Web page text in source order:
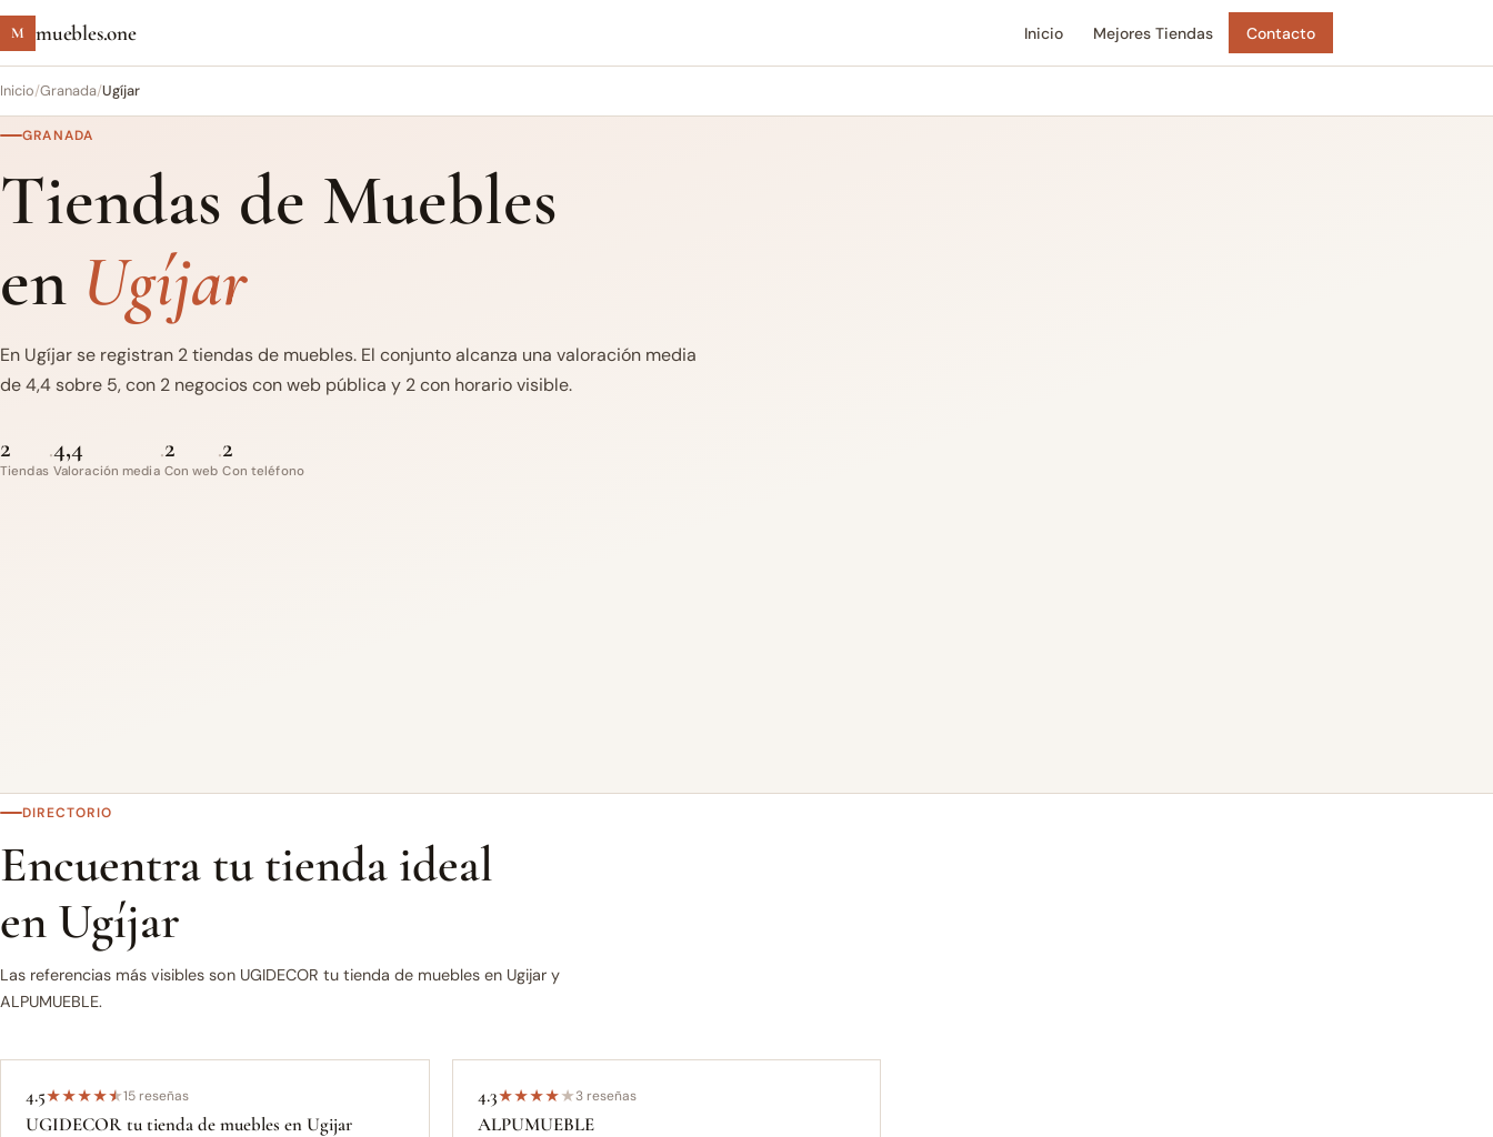
M muebles.one Inicio Mejores Tiendas Contacto
Inicio/Granada/Ugíjar
GRANADA
Tiendas de Muebles
en Ugíjar
En Ugíjar se registran 2 tiendas de muebles. El conjunto alcanza una valoración media
de 4,4 sobre 5, con 2 negocios con web pública y 2 con horario visible.
2
Tiendas
·4,4
Valoración media
·2
Con web
·2
Con teléfono
DIRECTORIO
Encuentra tu tienda ideal
en Ugíjar
Las referencias más visibles son UGIDECOR tu tienda de muebles en Ugijar y
ALPUMUEBLE.
4.5★★★★★15 reseñas
UGIDECOR tu tienda de muebles en Ugijar
4.3★★★★★3 reseñas
ALPUMUEBLE